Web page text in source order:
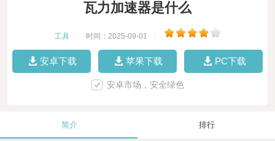
瓦力加速器是什么
工具 时间：2025-09-01
安卓下载 苹果下载 PC下载
安卓市场，安全绿色
简介 排行